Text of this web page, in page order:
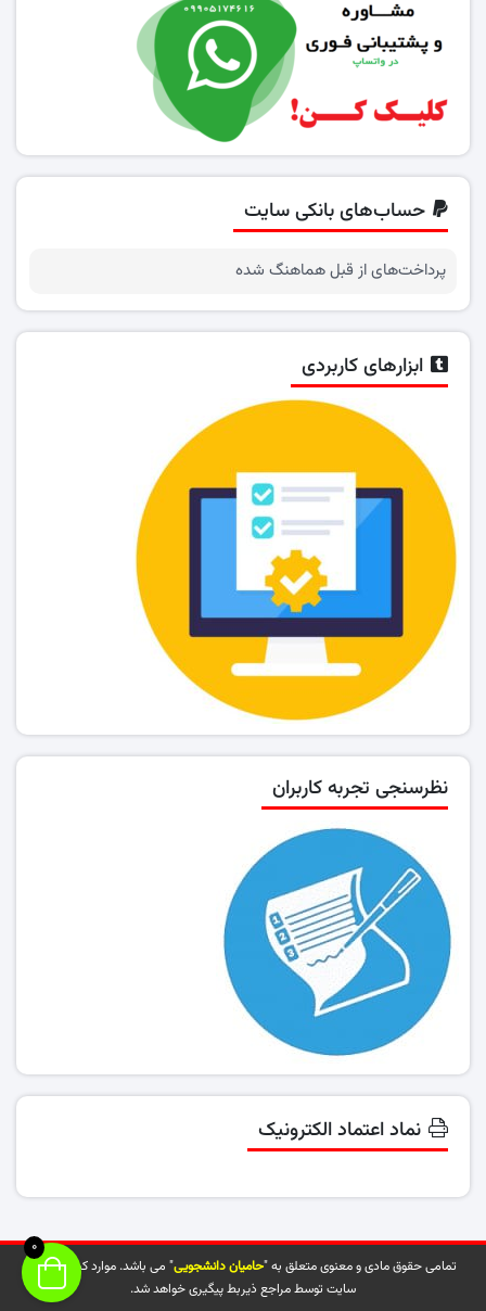
حساب‌های بانکی سایت
پرداخت‌های از قبل هماهنگ شده
ابزارهای کاربردی
نظرسنجی تجربه کاربران
نماد اعتماد الکترونیک
تمامی حقوق مادی و معنوی متعلق به "حامیان دانشجویی" می باشد. موارد کپی شده از
سایت توسط مراجع ذیربط پیگیری خواهد شد.
0